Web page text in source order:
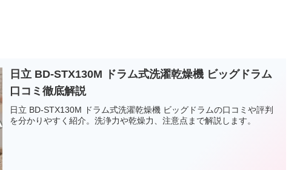
日立 BD-STX130M ドラム式洗濯乾燥機 ビッグドラム
口コミ徹底解説
日立 BD-STX130M ドラム式洗濯乾燥機 ビッグドラムの口コミや評判
を分かりやすく紹介。洗浄力や乾燥力、注意点まで解説します。